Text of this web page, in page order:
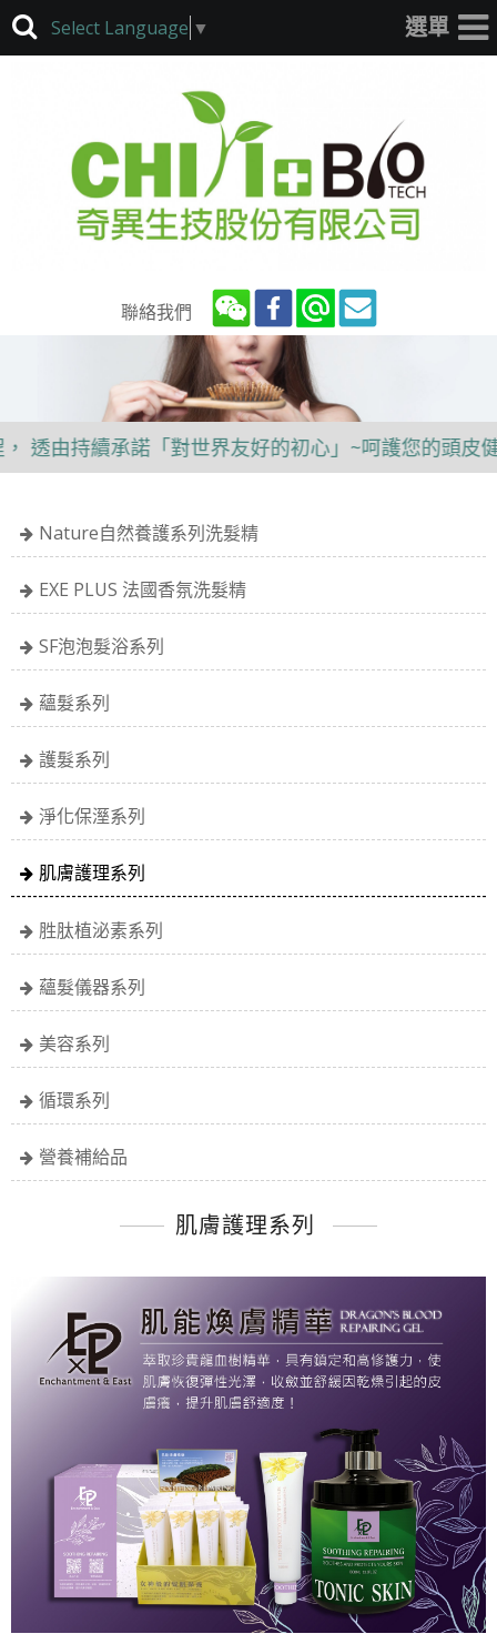
Select Language ▼
聯絡我們
持續承諾「對世界友好的初心」~呵護您的頭皮健康
Nature自然養護系列洗髮精
EXE PLUS 法國香氛洗髮精
SF泡泡髮浴系列
蘊髮系列
護髮系列
淨化保溼系列
肌膚護理系列
胜肽植泌素系列
蘊髮儀器系列
美容系列
循環系列
營養補給品
肌膚護理系列